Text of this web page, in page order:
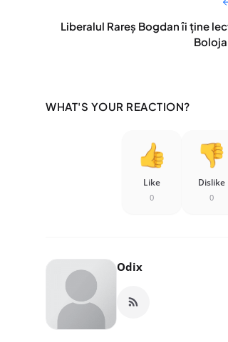
Liberalul Rareș Bogdan îi ține
WHAT'S YOUR REACTION?
Like
0
Dislike
0
Odix